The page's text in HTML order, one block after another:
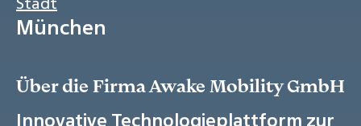
München
Über die Firma Awake Mobility GmbH
Innovative Technologieplattform zur